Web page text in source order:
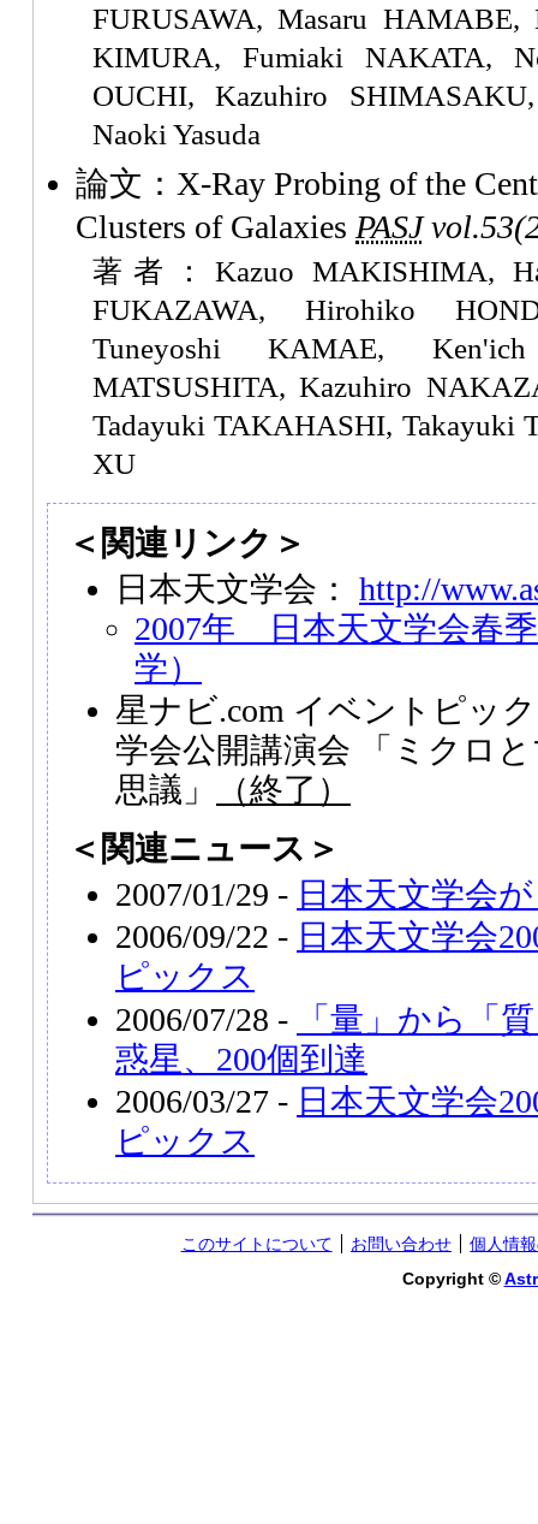
FURUSAWA, Masaru
KIMURA, Fumiaki NAKATA,
OUCHI, Kazuhiro
Naoki Yasuda
論文：X-Ray Probing of the
Clusters of Galaxies PASJ
著者：Kazuo MAKISHIMA,
FUKAZAWA, Hirohiko
Tuneyoshi KAMAE,
MATSUSHITA, Kazuhiro
Tadayuki TAKAHASHI, Takayuki
XU
＜関連リンク＞
日本天文学会： http://
2007年 日本天文学会春
学）
星ナビ.com イベントピッ
学会公開講演会 「ミクロ
思議」
（終了）
＜関連ニュース＞
2007/01/29 - 日本天文学会
2006/09/22 - 日本天文学会
ピックス
2006/07/28 -
「量」から「
惑星、200個到達
2006/03/27 - 日本天文学会
ピックス
このサイトについて お問い合わせ
個人情
Copyright ©